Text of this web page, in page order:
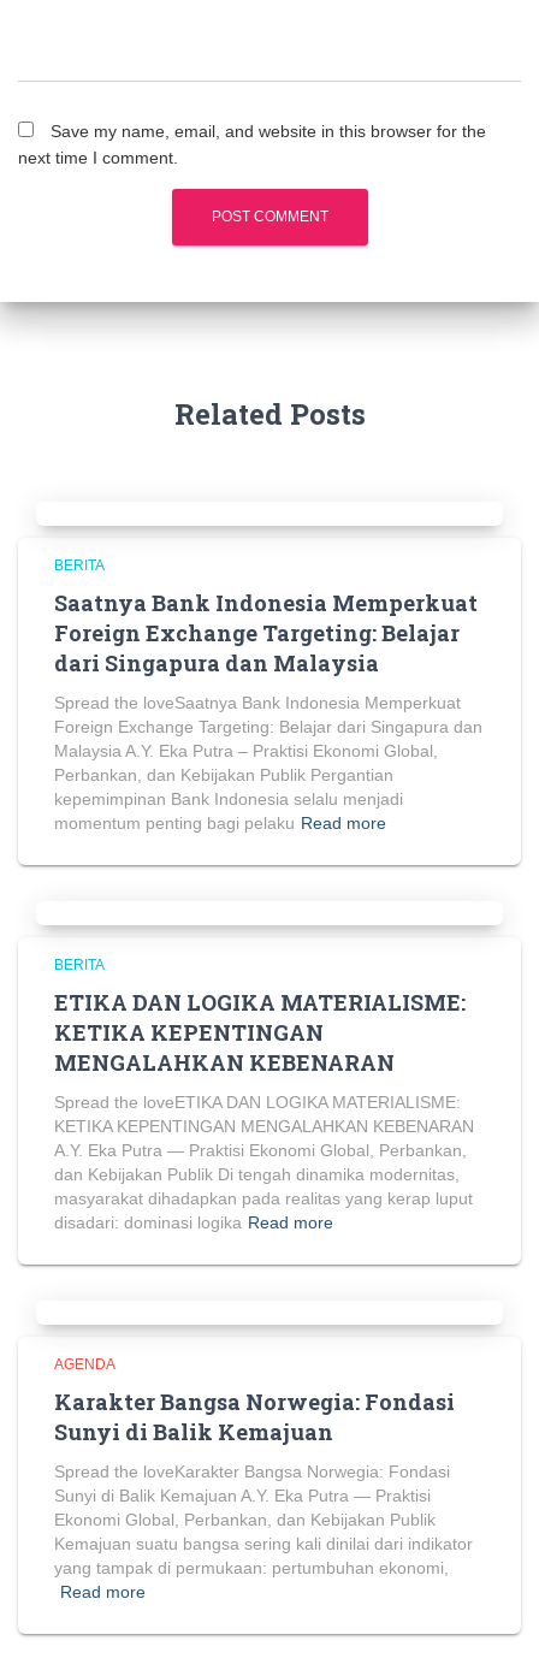
Save my name, email, and website in this browser for the
next time I comment.
Related Posts
BERITA
Saatnya Bank Indonesia Memperkuat
Foreign Exchange Targeting: Belajar
dari Singapura dan Malaysia
Spread the loveSaatnya Bank Indonesia Memperkuat
Foreign Exchange Targeting: Belajar dari Singapura dan
Malaysia A.Y. Eka Putra – Praktisi Ekonomi Global,
Perbankan, dan Kebijakan Publik Pergantian
kepemimpinan Bank Indonesia selalu menjadi
momentum penting bagi pelaku Read more
BERITA
ETIKA DAN LOGIKA MATERIALISME:
KETIKA KEPENTINGAN
MENGALAHKAN KEBENARAN
Spread the loveETIKA DAN LOGIKA MATERIALISME:
KETIKA KEPENTINGAN MENGALAHKAN KEBENARAN
A.Y. Eka Putra — Praktisi Ekonomi Global, Perbankan,
dan Kebijakan Publik Di tengah dinamika modernitas,
masyarakat dihadapkan pada realitas yang kerap luput
disadari: dominasi logika Read more
AGENDA
Karakter Bangsa Norwegia: Fondasi
Sunyi di Balik Kemajuan
Spread the loveKarakter Bangsa Norwegia: Fondasi
Sunyi di Balik Kemajuan A.Y. Eka Putra — Praktisi
Ekonomi Global, Perbankan, dan Kebijakan Publik
Kemajuan suatu bangsa sering kali dinilai dari indikator
yang tampak di permukaan: pertumbuhan ekonomi,
Read more